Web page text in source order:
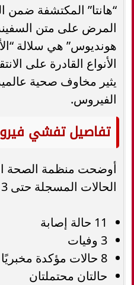
“هانتا” المكتشفة ضمن
المرض على متن
هونديوس” هي سلالة
الأنواع القادرة على
يثير مخاوف صحية
الفيروس.
تفاصيل تفشي
أوضحت منظمة الصحة
الحالات المسجلة حتى 13 مايو الجاري بلغ:
11 حالة إصابة
3 وفيات
8 حالات مؤكدة مخبريًا
حالتان محتملتان